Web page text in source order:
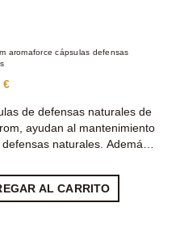
aromaforce cápsulas defensas
€
de defensas naturales de
ayudan al mantenimiento
naturales. Ademá…
AL CARRITO